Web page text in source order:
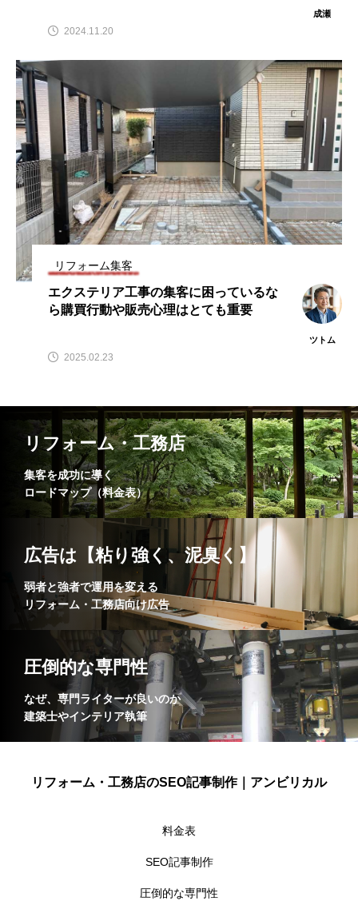
成瀬
2024.11.20
リフォーム集客
エクステリア工事の集客に困っているな
ら購買行動や販売心理はとても重要
ツトム
2025.02.23
リフォーム・工務店
集客を成功に導く
ロードマップ（料金表）
広告は【粘り強く、泥臭く】
弱者と強者で運用を変える
リフォーム・工務店向け広告
圧倒的な専門性
なぜ、専門ライターが良いのか
建築士やインテリア執筆
リフォーム・工務店のSEO記事制作｜アンビリカル
料金表
SEO記事制作
圧倒的な専門性